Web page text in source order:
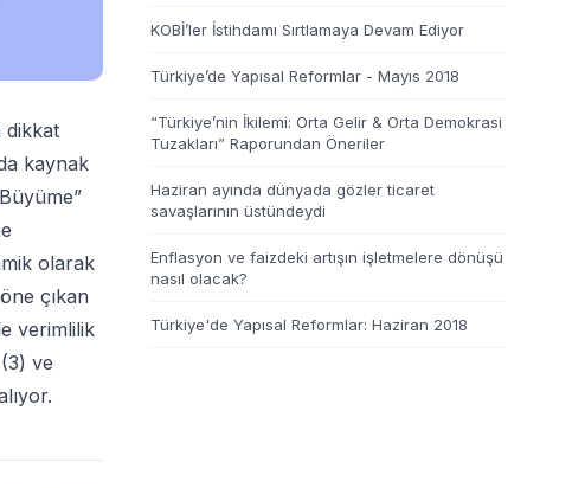
dikkat
kaynak
olarak
çıkan
verimlilik
ve
KOBİ’ler İstihdamı Sırtlamaya Devam Ediyor
Türkiye’de Yapısal Reformlar - Mayıs 2018
“Türkiye’nin İkilemi: Orta Gelir & Orta Demokrasi
Tuzakları” Raporundan Öneriler
Haziran ayında dünyada gözler ticaret
savaşlarının üstündeydi
Enflasyon ve faizdeki artışın işletmelere dönüşü
nasıl olacak?
Türkiye'de Yapısal Reformlar: Haziran 2018